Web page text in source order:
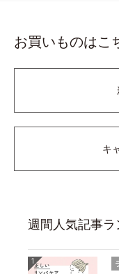
お買いものはこ
キ
週間人気記事